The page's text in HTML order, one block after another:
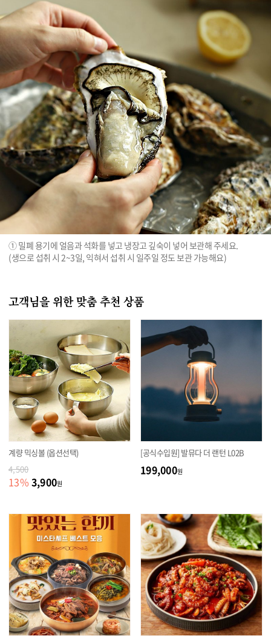
① 밀폐 용기에 얼음과 석화를 넣고 냉장고 깊숙이 넣어 보관해 주세요.
(생으로 섭취 시 2~3일, 익혀서 섭취 시 일주일 정도 보관 가능해요)
고객님을 위한 맞춤 추천 상품
계량 믹싱볼 (옵션선택)
4,500
13% 3,900원
[공식수입원] 발뮤다 더 랜턴 L02B
199,000원